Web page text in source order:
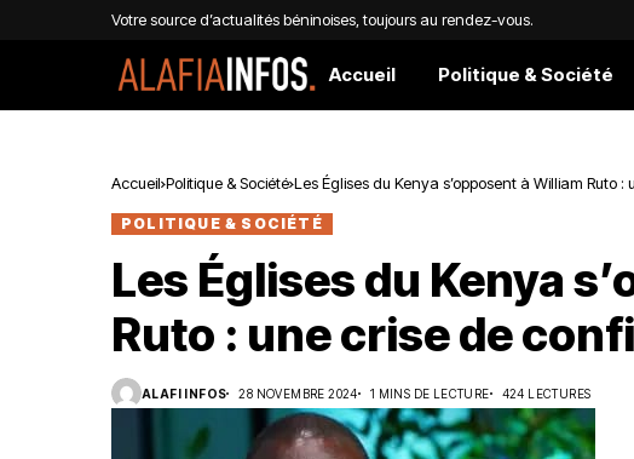
Votre source d’actualités béninoises, toujours au rendez-vous.
Accueil Politique & Société
Accueil Politique & Société Les Églises du Kenya s’opposent à William
POLITIQUE & SOCIÉTÉ
Les Églises du Kenya
Ruto : une crise de
ALAFI INFOS 28 NOVEMBRE 2024 1 MINS DE LECTURE 424 LECTURES